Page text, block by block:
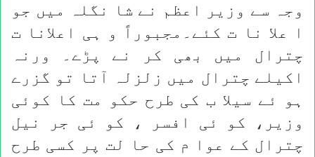
وجہ سے وزیر اعظم نے شا نگلہ میں جو
ا علا نا ت کئے۔مجبوراً و ہی اعلانا ت
چترال میں بھی کر نے پڑے۔ ورنہ
اکیلے چترال میں زلزلہ آتا تو گزرے
ہو ئے سیلا ب کی طرح حکو مت کا کوئی
وزیر، کو ئی افسر ، کو ئی جر نیل
چترال کے عوا م کی حا لت پر کسی طرح